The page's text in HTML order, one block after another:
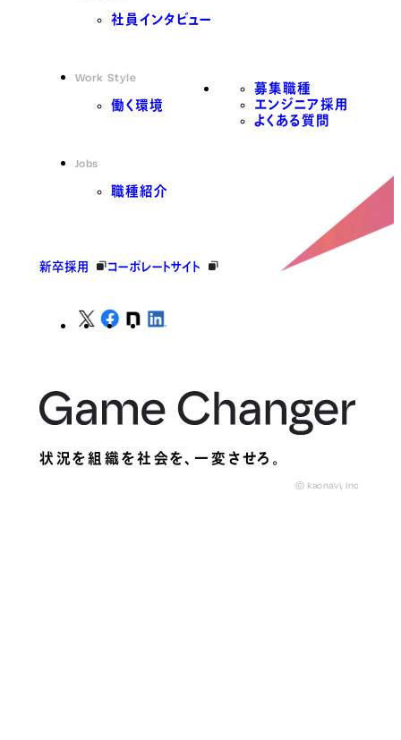
社員インタビュー
Work Style
働く環境
Jobs
職種紹介
募集職種
エンジニア採用
よくある質問
新卒採用 コーポレートサイト
状況を組織を社会を、一変させろ。
© kaonavi, Inc